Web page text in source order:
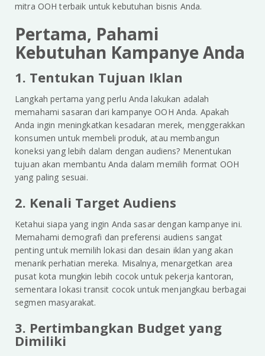
mitra OOH terbaik untuk kebutuhan bisnis Anda.
Pertama, Pahami
Kebutuhan Kampanye Anda
1. Tentukan Tujuan Iklan
Langkah pertama yang perlu Anda lakukan adalah
memahami sasaran dari kampanye OOH Anda. Apakah
Anda ingin meningkatkan kesadaran merek, menggerakkan
konsumen untuk membeli produk, atau membangun
koneksi yang lebih dalam dengan audiens? Menentukan
tujuan akan membantu Anda dalam memilih format OOH
yang paling sesuai.
2. Kenali Target Audiens
Ketahui siapa yang ingin Anda sasar dengan kampanye ini.
Memahami demografi dan preferensi audiens sangat
penting untuk memilih lokasi dan desain iklan yang akan
menarik perhatian mereka. Misalnya, menargetkan area
pusat kota mungkin lebih cocok untuk pekerja kantoran,
sementara lokasi transit cocok untuk menjangkau berbagai
segmen masyarakat.
3. Pertimbangkan Budget yang
Dimiliki